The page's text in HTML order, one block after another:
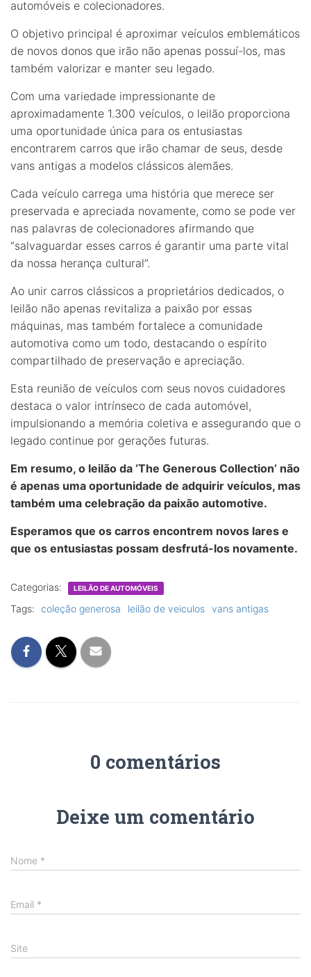
automóveis e colecionadores.
O objetivo principal é aproximar veículos emblemáticos
de novos donos que irão não apenas possuí-los, mas
também valorizar e manter seu legado.
Com uma variedade impressionante de
aproximadamente 1.300 veículos, o leilão proporciona
uma oportunidade única para os entusiastas
encontrarem carros que irão chamar de seus, desde
vans antigas a modelos clássicos alemães.
Cada veículo carrega uma história que merece ser
preservada e apreciada novamente, como se pode ver
nas palavras de colecionadores afirmando que
“salvaguardar esses carros é garantir uma parte vital
da nossa herança cultural”.
Ao unir carros clássicos a proprietários dedicados, o
leilão não apenas revitaliza a paixão por essas
máquinas, mas também fortalece a comunidade
automotiva como um todo, destacando o espírito
compartilhado de preservação e apreciação.
Esta reunião de veículos com seus novos cuidadores
destaca o valor intrínseco de cada automóvel,
impulsionando a memória coletiva e assegurando que o
legado continue por gerações futuras.
Em resumo, o leilão da ‘The Generous Collection’ não
é apenas uma oportunidade de adquirir veículos, mas
também uma celebração da paixão automotive.
Esperamos que os carros encontrem novos lares e
que os entusiastas possam desfrutá-los novamente.
Categorias: LEILÃO DE AUTOMÓVEIS
Tags: coleção generosa leilão de veiculos vans antigas
0 comentários
Deixe um comentário
Nome *
Email *
Site